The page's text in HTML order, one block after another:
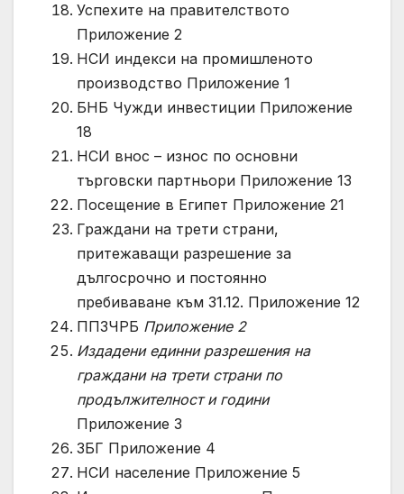
Успехите на правителството
Приложение 2
НСИ индекси на промишленото
производство Приложение 1
БНБ Чужди инвестиции Приложение
18
НСИ внос – износ по основни
търговски партньори Приложение 13
Посещение в Египет Приложение 21
Граждани на трети страни,
притежаващи разрешение за
дългосрочно и постоянно
пребиваване към 31.12. Приложение 12
ППЗЧРБ Приложение 2
Издадени единни разрешения на
граждани на трети страни по
продължителност и години
Приложение 3
ЗБГ Приложение 4
НСИ население Приложение 5